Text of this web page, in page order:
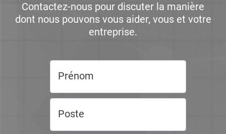
Contactez-nous pour discuter la manière
dont nous pouvons vous aider, vous et votre
entreprise.